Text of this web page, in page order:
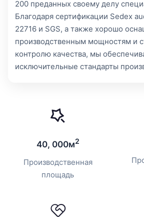
200 преданных своему делу
Благодаря сертификации Sedex
22716 и SGS, а также хорошо
производственным мощностям и
контролю качества, мы
исключительные стандарты
40, 000м2
Производственная
площадь